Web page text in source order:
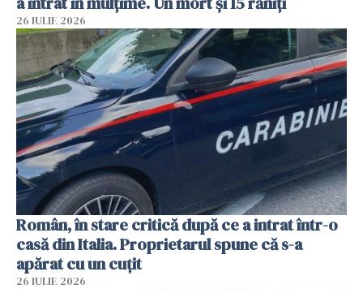
26 IULIE 2026
Român, în stare critică după ce a intrat într-o
casă din Italia. Proprietarul spune că s-a
apărat cu un cuțit
26 IULIE 2026